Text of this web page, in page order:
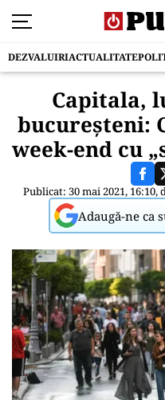
DEZVALUIRIACTUALITATE
Capitala,
bucureșteni:
week-end cu
Publicat: 30 mai 2021, 16:10,
Adaugă-ne ca